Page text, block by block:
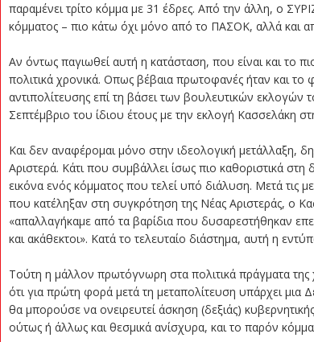
παραμένει τρίτο κόμμα με 31 έδρες. Από την άλλη, ο
κόμματος – πιο κάτω όχι μόνο από το ΠΑΣΟΚ, αλλά και
Αν όντως παγιωθεί αυτή η κατάσταση, που είναι και το
πολιτικά χρονικά. Οπως βέβαια πρωτοφανές ήταν και
αντιπολίτευσης επί τη βάσει των βουλευτικών
Σεπτέμβριο του ίδιου έτους με την εκλογή Κασσελάκη
Και δεν αναφέρομαι μόνο στην ιδεολογική μετάλλαξη,
Αριστερά. Κάτι που συμβάλλει ίσως πιο καθοριστικά
εικόνα ενός κόμματος που τελεί υπό διάλυση. Μετά
που κατέληξαν στη συγκρότηση της Νέας Αριστεράς, ο
«απαλλαγήκαμε από τα βαρίδια που δυσαρεστήθηκαν
και ακάθεκτοι». Κατά το τελευταίο διάστημα, αυτή η
Τούτη η μάλλον πρωτόγνωρη στα πολιτικά πράγματα της
ότι για πρώτη φορά μετά τη μεταπολίτευση υπάρχει
θα μπορούσε να ονειρευτεί άσκηση (δεξιάς)
ούτως ή άλλως και θεσμικά ανίσχυρα, και το παρόν